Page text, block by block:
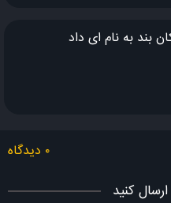
بند به نام ای داد
۰ دیدگاه
کنید